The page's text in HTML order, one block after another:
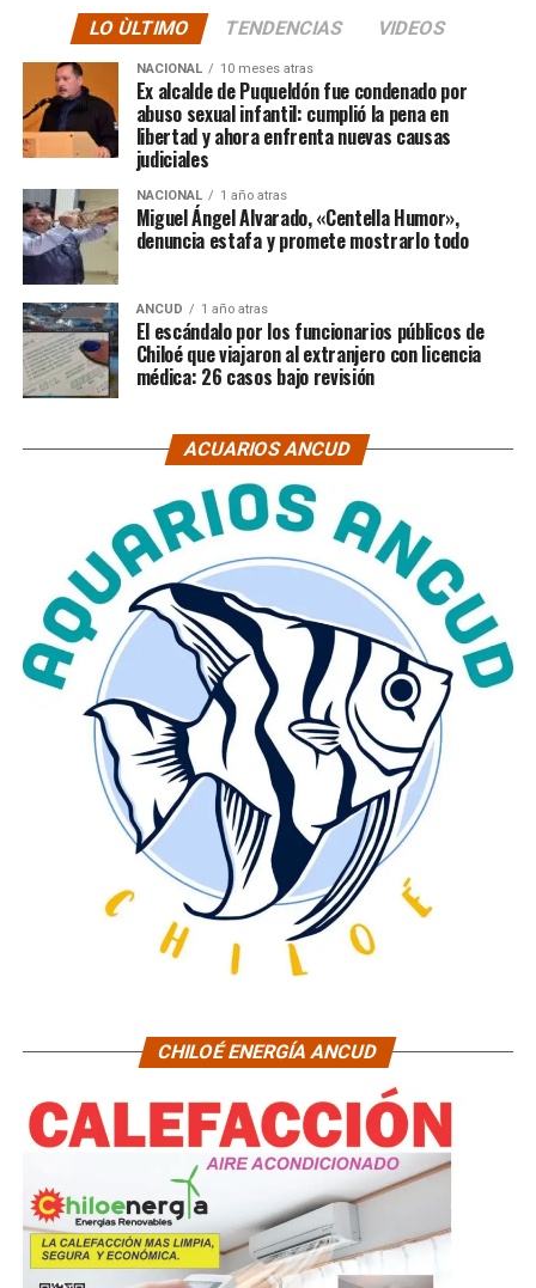
LO ÙLTIMO TENDENCIAS VIDEOS
NACIONAL 10 meses atras
Ex alcalde de Puqueldón fue condenado por
abuso sexual infantil: cumplió la pena en
libertad y ahora enfrenta nuevas causas
judiciales
NACIONAL 1 año atras
Miguel Ángel Alvarado, «Centella Humor»,
denuncia estafa y promete mostrarlo todo
ANCUD 1 año atras
El escándalo por los funcionarios públicos de
Chiloé que viajaron al extranjero con licencia
médica: 26 casos bajo revisión
ACUARIOS ANCUD
CHILOÉ ENERGÍA ANCUD